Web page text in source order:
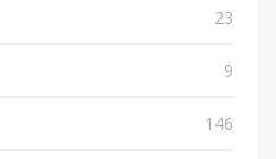
23
9
146